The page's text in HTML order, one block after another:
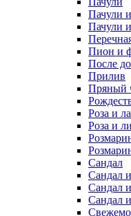
Пачули
Пачули
Пион и
После
Прилив
Пряный
Роза и
Роза и
Сандал
Сандал
Сандал
Сандал